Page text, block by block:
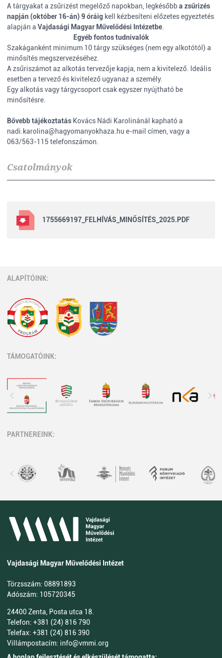
A tárgyakat a zsűrizést megelőző napokban, legkésőbba zsűrizés
napján (október 16-án) 9 óráig kell kézbesíteni előzetes egyeztetés
alapján a Vajdasági Magyar Művelődési Intézetbe
Egyéb fontos tudnivalók
Szakáganként minimum 10 tárgy szükséges (nem egy alkotótól) a
minősítés megszervezéséhez.
A zsűriszámot az alkotás tervezője kapja, nem a kivitelező. Ideális
esetben a tervező és kivitelező ugyanaz a személy.
Egy alkotás vagy tárgycsoport csak egyszer nyújtható be
minősítésre.
Bővebb tájékoztatás Kovács Nádi Karolinánál kapható a
nadi.karolina@hagyomanyokhaza.hu e-mail címen, vagy a
063/563-115 telefonszámon.
Csatolmányok
1755669197_FELHÍVÁS_MINŐSÍTÉS_2025.PDF
ALAPÍTÓINK:
TÁMOGATÓINK:
PARTNEREINK:
Vajdasági Magyar Művelődési Intézet
Törzsszám: 08891893
Adószám: 105720345
24400 Zenta, Posta utca 18.
Telefon: +381 (24) 816 790
Telefax: +381 (24) 816 390
Villámpostacím: info@vmmi.org